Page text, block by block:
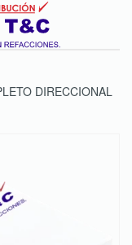
DIRECCIONAL